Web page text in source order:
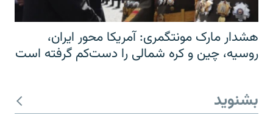
هشدار مارک مونتگمری: آمریکا محور ایران،
روسیه، چین و کره شمالی را دست‌کم گرفته است
بشنوید